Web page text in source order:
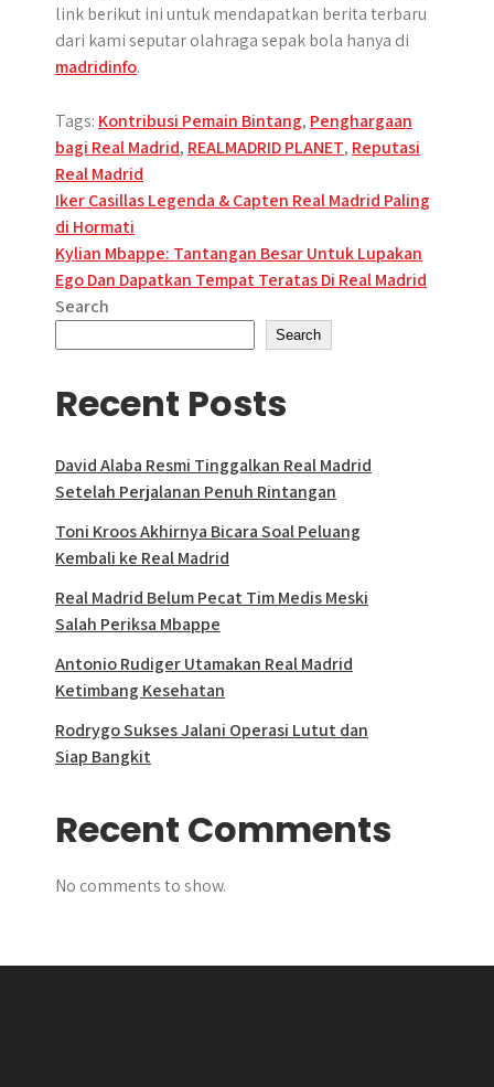
link berikut ini untuk mendapatkan berita terbaru
dari kami seputar olahraga sepak bola hanya di
madridinfo.
Tags: Kontribusi Pemain Bintang, Penghargaan
bagi Real Madrid, REALMADRID PLANET, Reputasi
Real Madrid
Post
navigation
Iker Casillas Legenda & Capten Real Madrid Paling
di Hormati
Kylian Mbappe: Tantangan Besar Untuk Lupakan
Ego Dan Dapatkan Tempat Teratas Di Real Madrid
Search
Search
Recent Posts
David Alaba Resmi Tinggalkan Real Madrid
Setelah Perjalanan Penuh Rintangan
Toni Kroos Akhirnya Bicara Soal Peluang
Kembali ke Real Madrid
Real Madrid Belum Pecat Tim Medis Meski
Salah Periksa Mbappe
Antonio Rudiger Utamakan Real Madrid
Ketimbang Kesehatan
Rodrygo Sukses Jalani Operasi Lutut dan
Siap Bangkit
Recent Comments
No comments to show.